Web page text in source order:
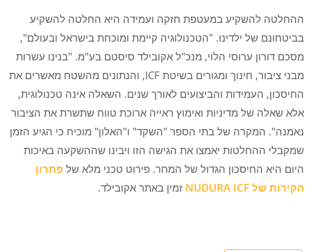
ההחלטה להשקיע במעטפת חזקה ועמידה היא החלטה להשקיע
בביטחונם של ילדינו. "הטכנולוגיה קיימת ומוכחת בישראל ובעולם",
מסכם דורון ערוסי הלוי, מנכ"ל אקובילד סיסטם בע"מ. "בנינו עשרות
מבני ציבור, חינוך ומגורים בשיטת ICF, והנתונים מהשטח מאשרים את
החיסכון, העמידות והביצועים לאורך שנים. השאלה אינה טכנולוגית,
אלא שאלה של מדיניות ואימוץ ראייה ארוכת טווח שתשרת את הציבור
נאמנה". המקרה של בתי הספר "השקד" ו"האלון" מוכיח כי הגיע הזמן
שמקבלי ההחלטות יאמצו את הגישה הזו ויבינו שההשקעה באיכות
היום היא החיסכון הגדול של המחר. פירוט טכני מלא של פתרון
הקירות של NUDURA ICF
זמין באתר אקובילד.